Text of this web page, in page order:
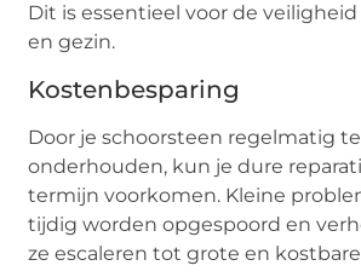
Dit is essentieel voor de
en gezin.
Kostenbesparing
Door je schoorsteen regelmatig
onderhouden, kun je dure
termijn voorkomen. Kleine
tijdig worden opgespoord en
ze escaleren tot grote en